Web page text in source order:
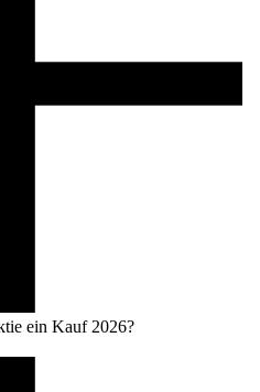
ein Kauf 2026?